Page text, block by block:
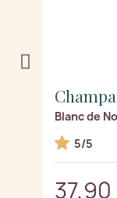
Blanc de
5/5